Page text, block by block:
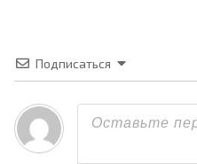
Подписаться